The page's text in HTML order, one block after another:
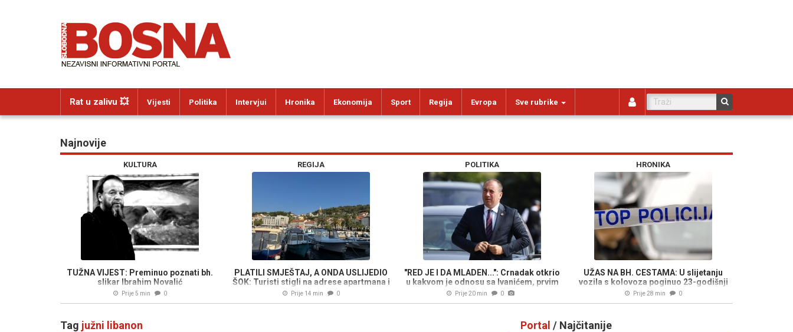
Rat u zalivu 💥 Vijesti Politika Intervjui Hronika Ekonomija Sport Regija Evropa Sve rubrike
Najnovije
KULTURA
TUŽNA VIJEST: Preminuo poznati bh.
slikar Ibrahim Novalić
Prije 5 min 0
REGIJA
PLATILI SMJEŠTAJ, A ONDA USLIJEDIO
ŠOK: Turisti stigli na adrese apartmana i
dočekalo ih neugodno iznenađenje
Prije 14 min 0
POLITIKA
"RED JE I DA MLADEN...": Crnadak otkrio
u kakvom je odnosu sa Ivanićem, prvim
predsjednikom PDP-a
Prije 20 min 0
HRONIKA
UŽAS NA BH. CESTAMA: U slijetanju
vozila s kolovoza poginuo 23-godišnji
mladić
Prije 28 min 0
Tag južni libanon Portal / Najčitanije